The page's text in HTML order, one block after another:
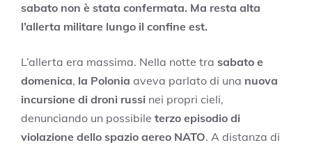
sabato non è stata confermata. Ma resta alta
l’allerta militare lungo il confine est.
L’allerta era massima. Nella notte tra sabato e
domenica, la Polonia aveva parlato di una nuova
incursione di droni russi nei propri cieli,
denunciando un possibile terzo episodio di
violazione dello spazio aereo NATO. A distanza di